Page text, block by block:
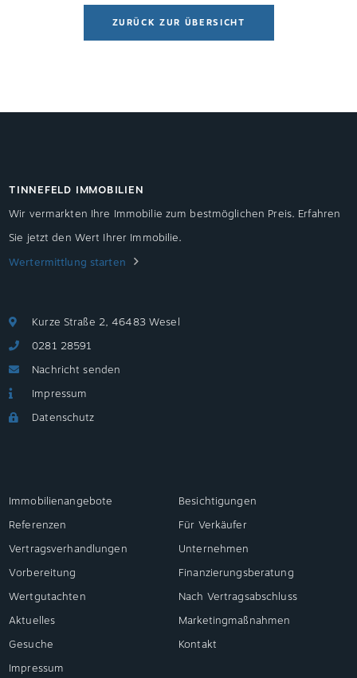
ZURÜCK ZUR ÜBERSICHT
TINNEFELD IMMOBILIEN
Wir vermarkten Ihre Immobilie zum bestmöglichen Preis. Erfahren
Sie jetzt den Wert Ihrer Immobilie.
Wertermittlung starten
Kurze Straße 2, 46483 Wesel
0281 28591
Nachricht senden
Impressum
Datenschutz
Immobilienangebote
Besichtigungen
Referenzen
Für Verkäufer
Vertragsverhandlungen
Unternehmen
Vorbereitung
Finanzierungsberatung
Wertgutachten
Nach Vertragsabschluss
Aktuelles
Marketingmaßnahmen
Gesuche
Kontakt
Impressum